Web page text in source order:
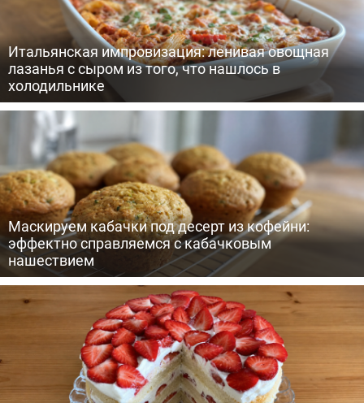
Итальянская импровизация: ленивая овощная
лазанья с сыром из того, что нашлось в
холодильнике
Маскируем кабачки под десерт из кофейни:
эффектно справляемся с кабачковым
нашествием